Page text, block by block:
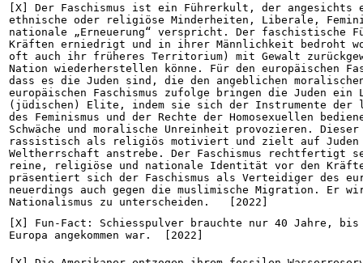
[X] Der Faschismus ist ein Führerkult, der angesichts
ethnische oder religiöse Minderheiten, Liberale,
nationale „Erneuerung“ verspricht. Der faschistische
Kräften erniedrigt und in ihrer Männlichkeit bedroht
oft auch ihr früheres Territorium) mit Gewalt
Nation wiederherstellen könne. Für den europäischen
dass es die Juden sind, die den angeblichen
europäischen Faschismus zufolge bringen die Juden
(jüdischen) Elite, indem sie sich der Instrumente der
des Feminismus und der Rechte der Homosexuellen
Schwäche und moralische Unreinheit provozieren.
rassistisch als religiös motiviert und zielt auf Juden
Weltherrschaft anstrebe. Der Faschismus rechtfertigt
reine, religiöse und nationale Identität vor den
präsentiert sich der Faschismus als Verteidiger des
neuerdings auch gegen die muslimische Migration. Er
Nationalismus zu unterscheiden.   [2022]
[X] Fun-Fact: Schiesspulver brauchte nur 40 Jahre,
Europa angekommen war.  [2022]